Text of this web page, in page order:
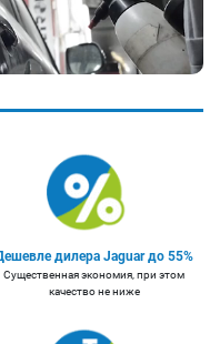
дилера Jaguar до 55%
Существенная экономия, при этом
качество не ниже